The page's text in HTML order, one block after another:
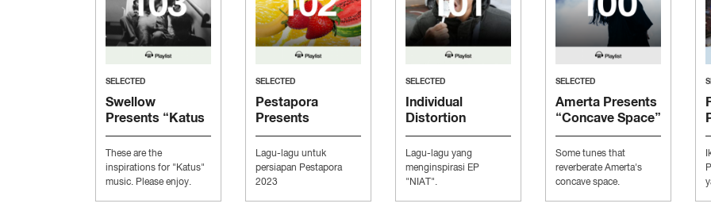
SELECTED
Swellow
Presents “Katus
Music”
These are the
inspirations for "Katus"
music. Please enjoy.
SELECTED
Pestapora
Presents
“Persiapan
Pesta”
Lagu-lagu untuk
persiapan Pestapora
2023
SELECTED
Individual
Distortion
Presents
“Moodboard to
Conquer The
Music Industry”
Lagu-lagu yang
menginspirasi EP
"NIAT".
SELECTED
Amerta Presents
“Concave Space”
Some tunes that
reverberate Amerta's
concave space.